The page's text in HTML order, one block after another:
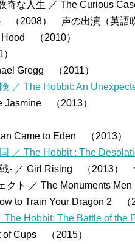
な人生 ／ The Curious
（2008） 声の出演（英語
Hood （2010）
Gregg （2011）
／ The Hobbit: An
Jasmine （2013）
Came to Eden （2013）
／ The Hobbit : The
戦- ／ Girl Rising （2013）
クト ／ The Monuments
to Train Your Dragon 2
The Hobbit: The Battle of the
of Cups （2015）